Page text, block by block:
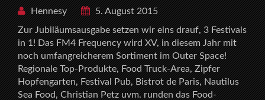
Hennesy
5. August 2015
Zur Jubiläumsausgabe setzen wir eins drauf, 3 Festivals
in 1! Das FM4 Frequency wird XV, in diesem Jahr mit
noch umfangreicherem Sortiment im Outer Space!
Regionale Top-Produkte, Food Truck-Area, Zipfer
Hopfengarten, Festival Pub, Bistrot de Paris, Nautilus
Sea Food, Christian Petz uvm. runden das Food-